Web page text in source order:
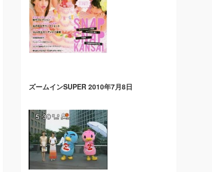
ズームインSUPER 2010年7月8日